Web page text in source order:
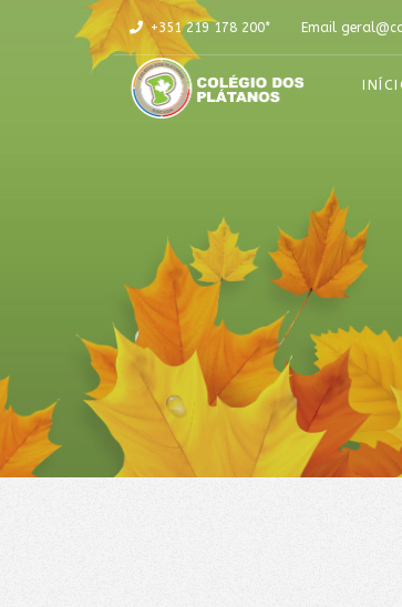
+351 219 178 200* Email